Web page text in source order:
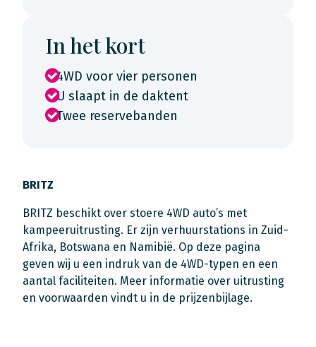
In het kort
4WD voor vier personen
U slaapt in de daktent
Twee reservebanden
BRITZ
BRITZ beschikt over stoere 4WD auto’s met
kampeeruitrusting. Er zijn verhuurstations in Zuid-
Afrika, Botswana en Namibië. Op deze pagina
geven wij u een indruk van de 4WD-typen en een
aantal faciliteiten. Meer informatie over uitrusting
en voorwaarden vindt u in de prijzenbijlage.